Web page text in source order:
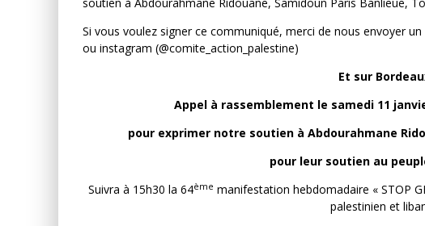
Si vous voulez signer ce communiqué, merci de nous envoyer
ou instagram (@comite_action_palestine)
Et sur
Appel à rassemblement le samedi 11
pour exprimer notre soutien à Abdourahmane
pour leur soutien au
Suivra à 15h30 la 64ème manifestation hebdomadaire « STOP
palestinien et